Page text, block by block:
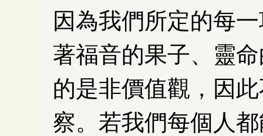
因為我們所定的每
著福音的果子、靈
的是非價值觀，因
察。若我們每個人